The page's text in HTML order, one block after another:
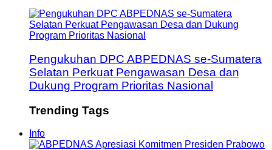
Pengukuhan DPC ABPEDNAS se-Sumatera
Selatan Perkuat Pengawasan Desa dan
Dukung Program Prioritas Nasional
Trending Tags
Info